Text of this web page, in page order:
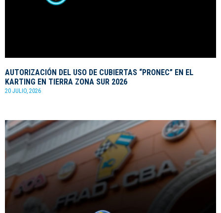
AUTORIZACIÓN DEL USO DE CUBIERTAS “PRONEC” EN EL
KARTING EN TIERRA ZONA SUR 2026
20 JULIO, 2026